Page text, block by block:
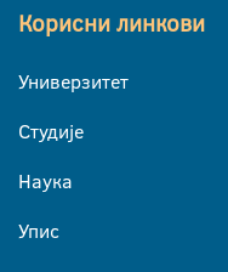
Корисни линкови
Универзитет
Студије
Наука
Упис